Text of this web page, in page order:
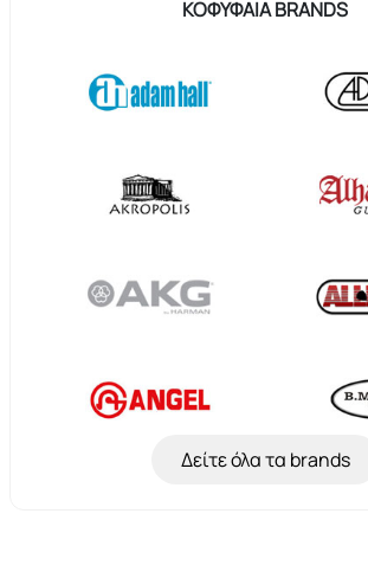
ΚΟΦΥΦΑΊΑ BRANDS
Δείτε όλα τα brands